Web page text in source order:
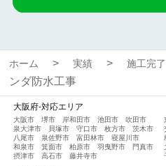
ホーム 実績 施工完了
ンダ防水工事
大阪府-対応エリア
大阪市 堺市 岸和田市 池田市
吹田市
泉大津市
貝塚市 守口市 枚方市
茨木市
八尾市
泉佐野市 富田林市
寝屋川市
和泉市
箕面市 柏原市 羽曳野市
門真市
摂津市
高石市 藤井寺市